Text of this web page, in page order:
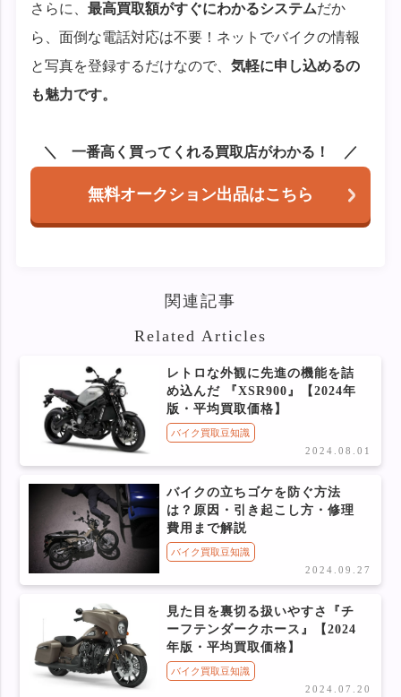
さらに、最高買取額がすぐにわかるシステムだか
ら、面倒な電話対応は不要！ネットでバイクの情報
と写真を登録するだけなので、気軽に申し込めるの
も魅力です。
一番高く買ってくれる買取店がわかる！
無料オークション出品はこちら
関連記事
Related Articles
レトロな外観に先進の機能を詰
め込んだ 『XSR900』【2024年
版・平均買取価格】
バイク買取豆知識
2024.08.01
バイクの立ちゴケを防ぐ方法
は？原因・引き起こし方・修理
費用まで解説
バイク買取豆知識
2024.09.27
見た目を裏切る扱いやすさ『チ
ーフテンダークホース』【2024
年版・平均買取価格】
バイク買取豆知識
2024.07.20